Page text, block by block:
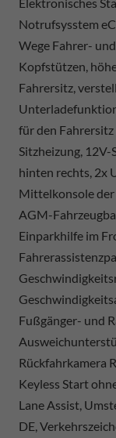
Notrufsysstem
Wege Fahrer-
Kopfstützen,
Fahrersitz,
für den
Sitzheizung, 12V-
hinten rechts, 2x
Mittelkonsole der
AGM-
Einparkhilfe im
Fußgänger- und
Rückfahrkamera
Keyless Start
Lane Assist,
DE,